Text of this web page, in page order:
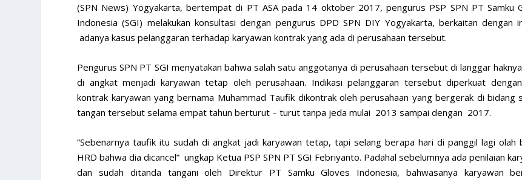
(SPN News) Yogyakarta, bertempat di PT ASA pada 14 oktober 2017, pengurus PSP SPN PT Samku
Indonesia (SGI) melakukan konsultasi dengan pengurus DPD SPN DIY Yogyakarta, berkaitan dengan
adanya kasus pelanggaran terhadap karyawan kontrak yang ada di perusahaan tersebut.
Pengurus SPN PT SGI menyatakan bahwa salah satu anggotanya di perusahaan tersebut di langgar
di angkat menjadi karyawan tetap oleh perusahaan. Indikasi pelanggaran tersebut diperkuat
kontrak karyawan yang bernama Muhammad Taufik dikontrak oleh perusahaan yang bergerak di bidang
tangan tersebut selama empat tahun berturut – turut tanpa jeda mulai 2013 sampai dengan 2017.
“Sebenarnya taufik itu sudah di angkat jadi karyawan tetap, tapi selang berapa hari di panggil lagi olah
HRD bahwa dia dicancel” ungkap Ketua PSP SPN PT SGI Febriyanto. Padahal sebelumnya ada penilaian
dan sudah ditanda tangani oleh Direktur PT Samku Gloves Indonesia, bahwasanya karyawan